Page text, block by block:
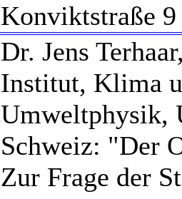
Konviktstraße
Dr. Jens
Institut, Klima
Umweltphysik,
Schweiz: "Der
Zur Frage der